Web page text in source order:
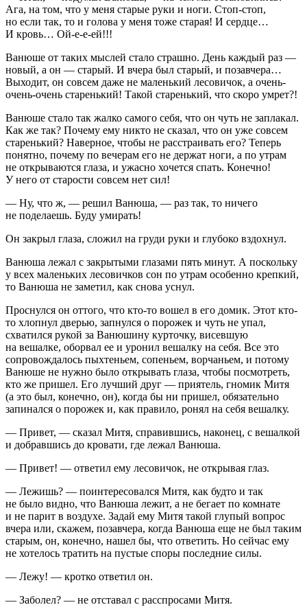
Ага, на том, что у меня старые руки и ноги. Стоп-стоп,
но если так, то и голова у меня тоже старая! И сердце…
И кровь… Ой-е-е-ей!!!
Ванюше от таких мыслей стало страшно. День каждый раз —
новый, а он — старый. И вчера был старый, и позавчера…
Выходит, он совсем даже не маленький лесовичок, а очень-
очень-очень старенький! Такой старенький, что скоро умрет?!
Ванюше стало так жалко самого себя, что он чуть не заплакал.
Как же так? Почему ему никто не сказал, что он уже совсем
старенький? Наверное, чтобы не расстраивать его? Теперь
понятно, почему по вечерам его не держат ноги, а по утрам
не открываются глаза, и ужасно хочется спать. Конечно!
У него от старости совсем нет сил!
— Ну, что ж, — решил Ванюша, — раз так, то ничего
не поделаешь. Буду умирать!
Он закрыл глаза, сложил на груди руки и глубоко вздохнул.
Ванюша лежал с закрытыми глазами пять минут. А поскольку
у всех маленьких лесовичков сон по утрам особенно крепкий,
то Ванюша не заметил, как снова уснул.
Проснулся он оттого, что кто-то вошел в его домик. Этот кто-
то хлопнул дверью, запнулся о порожек и чуть не упал,
схватился рукой за Ванюшину курточку, висевшую
на вешалке, оборвал ее и уронил вешалку на себя. Все это
сопровождалось пыхтеньем, сопеньем, ворчаньем, и потому
Ванюше не нужно было открывать глаза, чтобы посмотреть,
кто же пришел. Его лучший друг — приятель, гномик Митя
(а это был, конечно, он), когда бы ни пришел, обязательно
запинался о порожек и, как правило, ронял на себя вешалку.
— Привет, — сказал Митя, справившись, наконец, с вешалкой
и добравшись до кровати, где лежал Ванюша.
— Привет! — ответил ему лесовичок, не открывая глаз.
— Лежишь? — поинтересовался Митя, как будто и так
не было видно, что Ванюша лежит, а не бегает по комнате
и не парит в воздухе. Задай ему Митя такой глупый вопрос
вчера или, скажем, позавчера, когда Ванюша еще не был таким
старым, он, конечно, нашел бы, что ответить. Но сейчас ему
не хотелось тратить на пустые споры последние силы.
— Лежу! — кротко ответил он.
— Заболел? — не отставал с расспросами Митя.